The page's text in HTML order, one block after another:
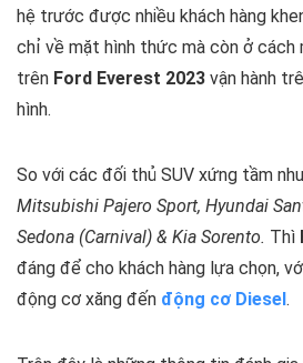
hệ trước được nhiều khách hàng
chỉ về mặt hình thức mà còn ở cách
trên Ford Everest 2023 vận hành
hình.
So với các đối thủ SUV xứng tầm
Mitsubishi Pajero Sport, Hyundai
Sedona (Carnival) & Kia Sorento. Thì
đáng để cho khách hàng lựa chọn,
động cơ xăng đến động cơ Diesel .